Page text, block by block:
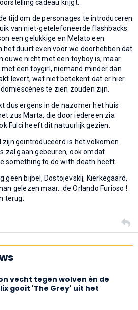
cadeau krijgt.
tijd om de personages te introduceren
van niet-getelefoneerde flashbacks
een gelukkige en Melato een
het duurt even voor we doorhebben dat
ouwe nicht met een toyboy is, maar
een toygirl, niemand minder dan
levert, wat niet betekent dat er hier
te zien zouden zijn.
dus ergens in de nazomer het huis
zus Marta, die door iedereen zia
Fulci heeft dit natuurlijk gezien.
geintroduceerd is het volkomen
zal gaan gebeuren, ook omdat
something to do with death heeft.
geen bijbel, Dostojevskij, Kierkegaard,
gelezen maar...de Orlando Furioso !
terug.
vecht tegen wolven én de
gooit 'The Grey' uit het